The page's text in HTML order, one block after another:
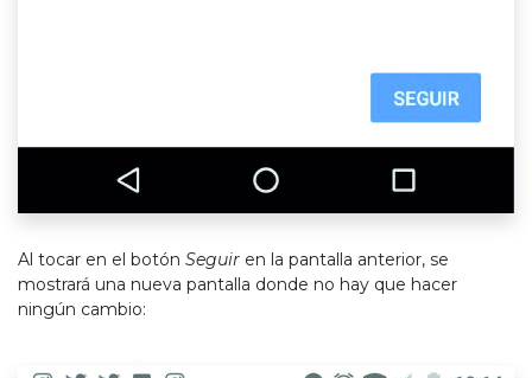
Al tocar en el botón Seguir en la pantalla anterior, se
mostrará una nueva pantalla donde no hay que hacer
ningún cambio: